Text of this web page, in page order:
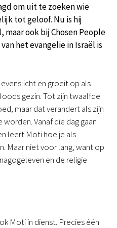
om uit te zoeken wie
tot geloof. Nu is hij
ook bij Chosen People
het evangelie in Israël is
en groeit op als
gezin. Tot zijn twaalfde
maar dat verandert als zijn
Vanaf die dag gaan
leert Moti hoe je als
Maar niet voor lang, want op
en de religie
Moti in dienst. Precies één